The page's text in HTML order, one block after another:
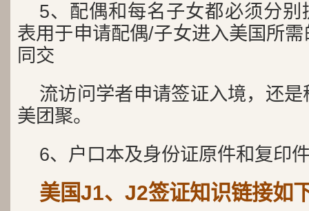
5、配偶和每名子女都必须分别
表用于申请配偶/子女进入美国所
同交
流访问学者申请签证入境，还
美团聚。
6、户口本及身份证原件和复印
美国J1、J2签证知识链接如